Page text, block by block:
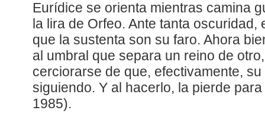
Eurídice se orienta mientras camina
la lira de Orfeo. Ante tanta
que la sustenta son su faro. Ahora
al umbral que separa un reino de
cerciorarse de que, efectivamente,
siguiendo. Y al hacerlo, la pierde
1985).